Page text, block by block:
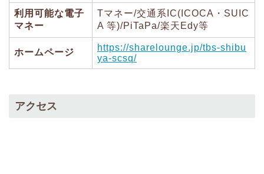
利用可能な電子
マネー
Tマネー/交通系IC(ICOCA・SUIC
A 等)/PiTaPa/楽天Edy等
ホームページ
https://sharelounge.jp/tbs-shibu
ya-scsq/
アクセス